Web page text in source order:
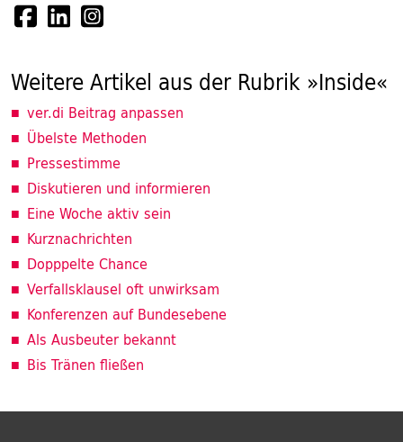
Weitere Artikel aus der Rubrik »Inside«
ver.di Beitrag anpassen
Übelste Methoden
Pressestimme
Diskutieren und informieren
Eine Woche aktiv sein
Kurznachrichten
Dopppelte Chance
Verfallsklausel oft unwirksam
Konferenzen auf Bundesebene
Als Ausbeuter bekannt
Bis Tränen fließen